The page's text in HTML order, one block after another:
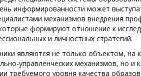
информированности может
механизмов внедрения
формируют отношение к
и личностных стратегий.
являются не только объектом,
управленческих механизмов, но
требуемого уровня качества